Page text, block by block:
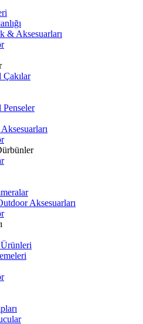
& Aksesuarları
Aksesuarları